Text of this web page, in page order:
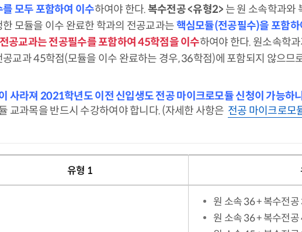
모두 포함하여 이수하여야 한다.복수전공 <유형2> 는 원 소속학과와
모듈을 이수 완료한 학과의 전공교과는핵심모듈(전공필수)을 포함
공교과는 전공필수를 포함하여 45학점을 이수하여야 한다. 원소속학
교과 45학점(모듈을 이수 완료하는 경우, 36학점)에 포함되지 않으므
사라져 2021학년도 이전 신입생도 전공 마이크로모듈 신청이 가능하
교과목을 반드시 수강하여야 합니다. (자세한 사항은 전공 마이크로모
유형 1
원 소속 36 + 복수전공
원 소속 36 + 복수전공